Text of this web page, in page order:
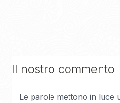
Il nostro commento
Le parole mettono in luce